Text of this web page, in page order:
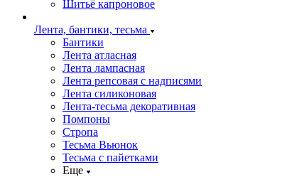
Шитьё капроновое
Лента, бантики, тесьма
Бантики
Лента атласная
Лента лампасная
Лента репсовая с надписями
Лента силиконовая
Лента-тесьма декоративная
Помпоны
Стропа
Тесьма Вьюнок
Тесьма с пайетками
Еще